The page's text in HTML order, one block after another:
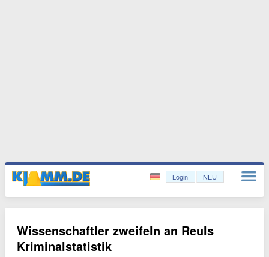
Login NEU
Wissenschaftler zweifeln an Reuls
Kriminalstatistik